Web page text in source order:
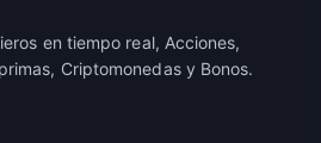
en tiempo real, Acciones,
Criptomonedas y Bonos.